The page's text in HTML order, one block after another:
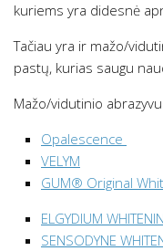
kuriems yra didesnė
Tačiau yra ir mažo/
pastų, kurias saugu
Mažo/vidutinio
Opalescence
VELYM
GUM® Original
ELGYDIUM
SENSODYNE